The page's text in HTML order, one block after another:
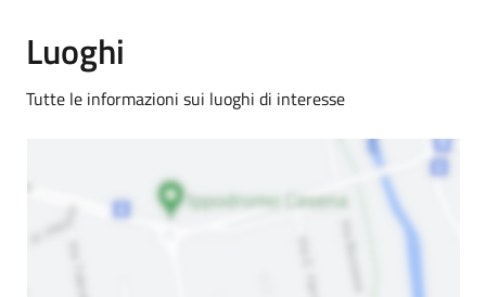
Luoghi
Tutte le informazioni sui luoghi di interesse